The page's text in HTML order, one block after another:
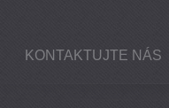
KONTAKTUJTE NÁS